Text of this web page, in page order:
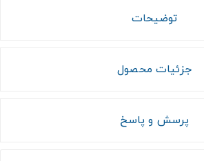
توضیحات
جزئیات محصول
پرسش و پاسخ